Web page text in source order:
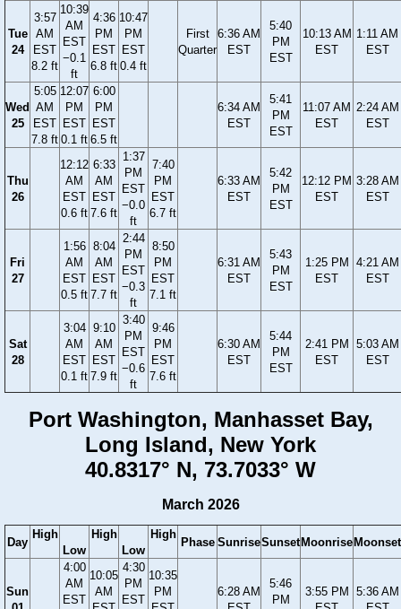
Tue
24
3:57
AM
EST
8.2 ft
10:39
AM
EST
−0.1
ft
4:36
PM
EST
6.8 ft
10:47
PM
EST
0.4 ft
First
Quarter
6:36 AM
EST
5:40
PM
EST
10:13 AM
EST
1:11 AM
EST
Wed
25
5:05
AM
EST
7.8 ft
12:07
PM
EST
0.1 ft
6:00
PM
EST
6.5 ft
6:34 AM
EST
5:41
PM
EST
11:07 AM
EST
2:24 AM
EST
Thu
26
12:12
AM
EST
0.6 ft
6:33
AM
EST
7.6 ft
1:37
PM
EST
−0.0
ft
7:40
PM
EST
6.7 ft
6:33 AM
EST
5:42
PM
EST
12:12 PM
EST
3:28 AM
EST
Fri
27
1:56
AM
EST
0.5 ft
8:04
AM
EST
7.7 ft
2:44
PM
EST
−0.3
ft
8:50
PM
EST
7.1 ft
6:31 AM
EST
5:43
PM
EST
1:25 PM
EST
4:21 AM
EST
Sat
28
3:04
AM
EST
0.1 ft
9:10
AM
EST
7.9 ft
3:40
PM
EST
−0.6
ft
9:46
PM
EST
7.6 ft
6:30 AM
EST
5:44
PM
EST
2:41 PM
EST
5:03 AM
EST
Port Washington, Manhasset Bay,
Long Island, New York
40.8317° N, 73.7033° W
March 2026
Day
High
Low
High
Low
High
Phase SunriseSunset Moonrise Moonset
Sun
4:00
AM
EST
10:05
AM
4:30
PM
EST
10:35
PM
6:28 AM
5:46
PM
3:55 PM
5:36 AM